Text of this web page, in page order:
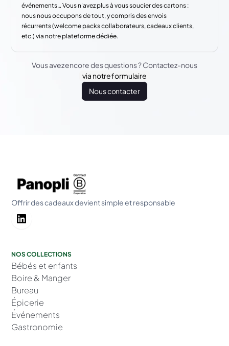
événements… Vous n'avez plus à vous soucier des cartons :
nous nous occupons de tout, y compris des envois
récurrents (welcome packs collaborateurs, cadeaux clients,
etc.) via notre plateforme dédiée.
Vous avez encore des questions ? Contactez-nous
via notre formulaire
Nous contacter
Offrir des cadeaux devient simple et responsable
NOS COLLECTIONS
Bébés et enfants
Boire & Manger
Bureau
Épicerie
Événements
Gastronomie